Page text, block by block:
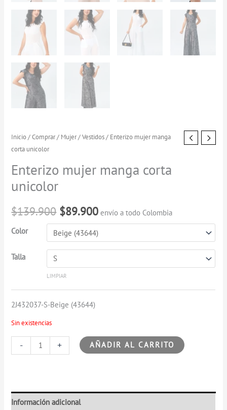
Inicio/Comprar/ Mujer/Vestidos/ Enterizo mujer manga
corta unicolor
Enterizo mujer manga corta
unicolor
$139.900
El
original
$139.900.
$89.900
El
actual
$89.900.
envío a todo Colombia
Color
Talla
LIMPIAR
2J432037-S-Beige (43644)
Sin existencias
-
Enterizo
mujer
manga
corta
unicolor
cantidad
+ AÑADIR AL CARRITO
Información adicional